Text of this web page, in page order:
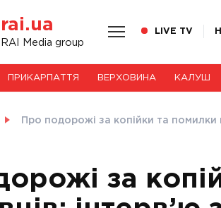
rai.ua
RAI Media group
LIVE TV
ПРИКАРПАТТЯ ВЕРХОВИНА КАЛУШ
Про подорожі за копійки та помилки
за